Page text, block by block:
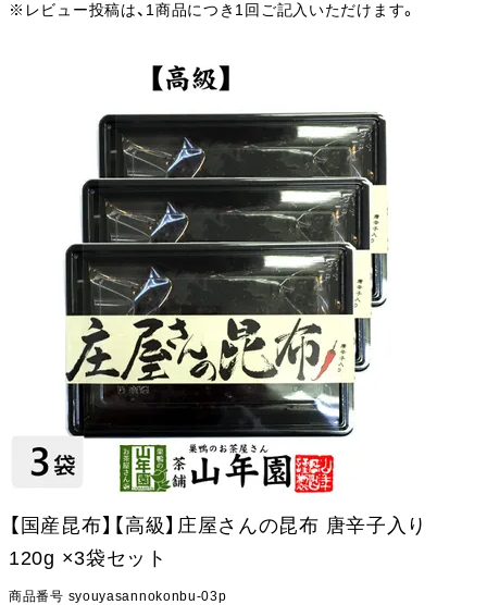
※レビュー投稿は、1商品につき1回ご記入いただけます。
【国産昆布】【高級】庄屋さんの昆布 唐辛子入り
120g ×3袋セット
商品番号 syouyasannokonbu-03p